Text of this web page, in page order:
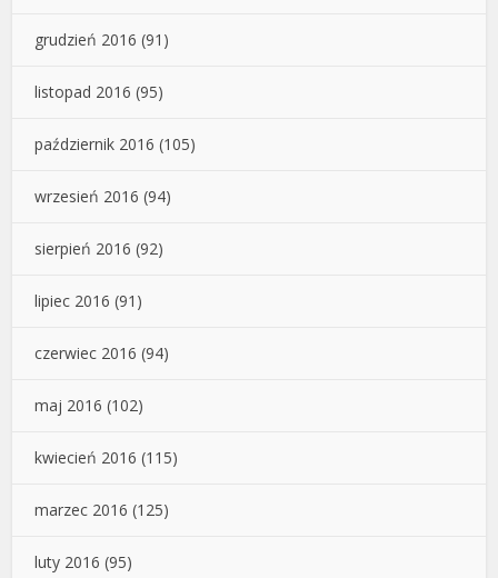
grudzień 2016 (91)
listopad 2016 (95)
październik 2016 (105)
wrzesień 2016 (94)
sierpień 2016 (92)
lipiec 2016 (91)
czerwiec 2016 (94)
maj 2016 (102)
kwiecień 2016 (115)
marzec 2016 (125)
luty 2016 (95)